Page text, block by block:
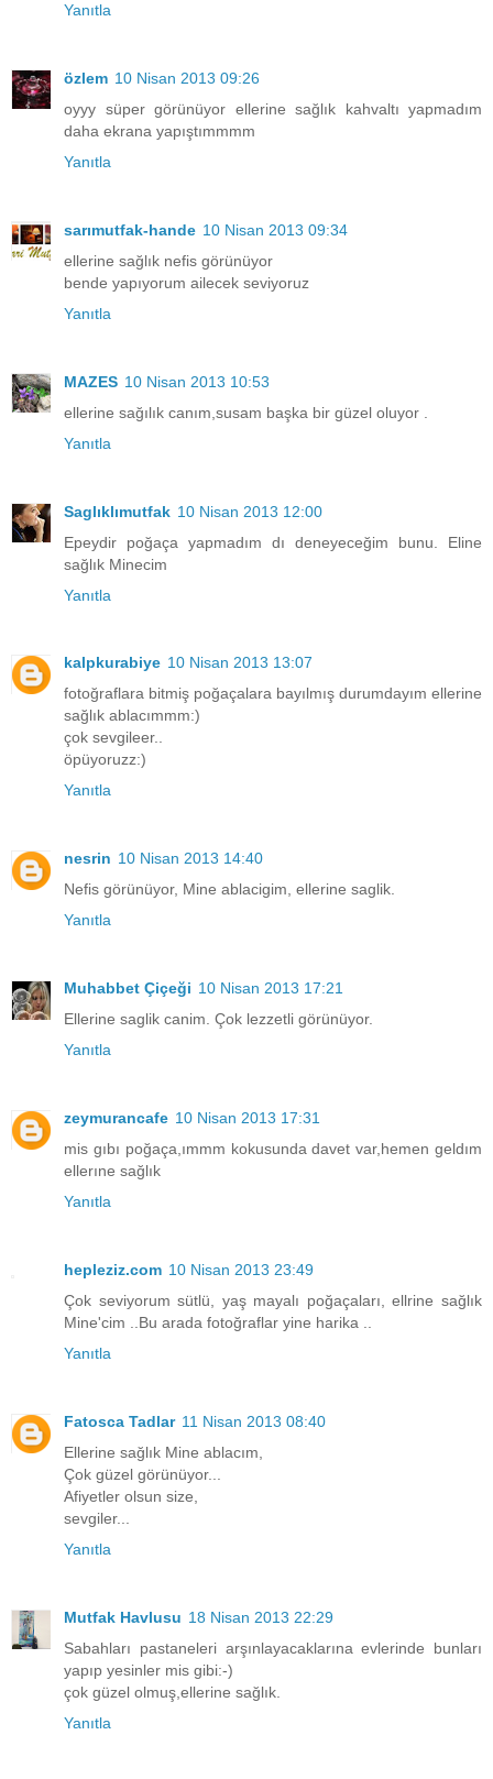
Yanıtla
özlem 10 Nisan 2013 09:26
oyyy süper görünüyor ellerine sağlık kahvaltı yapmadım
daha ekrana yapıştımmmm
Yanıtla
sarımutfak-hande 10 Nisan 2013 09:34
ellerine sağlık nefis görünüyor
bende yapıyorum ailecek seviyoruz
Yanıtla
MAZES 10 Nisan 2013 10:53
ellerine sağılık canım,susam başka bir güzel oluyor .
Yanıtla
Saglıklımutfak 10 Nisan 2013 12:00
Epeydir poğaça yapmadım dı deneyeceğim bunu. Eline
sağlık Minecim
Yanıtla
kalpkurabiye 10 Nisan 2013 13:07
fotoğraflara bitmiş poğaçalara bayılmış durumdayım ellerine
sağlık ablacımmm:)
çok sevgileer..
öpüyoruzz:)
Yanıtla
nesrin 10 Nisan 2013 14:40
Nefis görünüyor, Mine ablacigim, ellerine saglik.
Yanıtla
Muhabbet Çiçeği 10 Nisan 2013 17:21
Ellerine saglik canim. Çok lezzetli görünüyor.
Yanıtla
zeymurancafe 10 Nisan 2013 17:31
mis gıbı poğaça,ımmm kokusunda davet var,hemen geldım
ellerıne sağlık
Yanıtla
hepleziz.com 10 Nisan 2013 23:49
Çok seviyorum sütlü, yaş mayalı poğaçaları, ellrine sağlık
Mine'cim ..Bu arada fotoğraflar yine harika ..
Yanıtla
Fatosca Tadlar 11 Nisan 2013 08:40
Ellerine sağlık Mine ablacım,
Çok güzel görünüyor...
Afiyetler olsun size,
sevgiler...
Yanıtla
Mutfak Havlusu 18 Nisan 2013 22:29
Sabahları pastaneleri arşınlayacaklarına evlerinde bunları
yapıp yesinler mis gibi:-)
çok güzel olmuş,ellerine sağlık.
Yanıtla